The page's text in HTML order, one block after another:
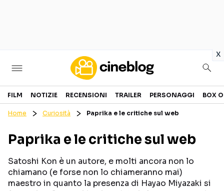
x
Cinema
GENERI
PERSONAGGI
CANALI STREAMING
Categorie
FILM NOTIZIE RECENSIONI TRAILER PERSONAGGI BOX
Home Curiosità Paprika e le critiche sul web
Paprika e le critiche sul web
Satoshi Kon è un autore, e molti ancora non lo
chiamano (e forse non lo chiameranno mai)
maestro in quanto la presenza di Hayao Miyazaki si